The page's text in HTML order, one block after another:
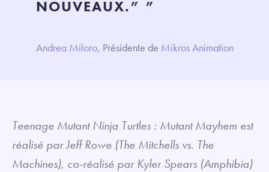
NOUVEAUX.” ”
Andrea Miloro, Présidente de Mikros Animation
Teenage Mutant Ninja Turtles : Mutant Mayhem est
réalisé par Jeff Rowe (The Mitchells vs. The
Machines), co-réalisé par Kyler Spears (Amphibia)